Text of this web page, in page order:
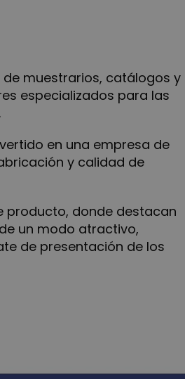
muestrarios, catálogos y
especializados para las
en una empresa de
y calidad de
producto, donde destacan
un modo atractivo,
de presentación de los